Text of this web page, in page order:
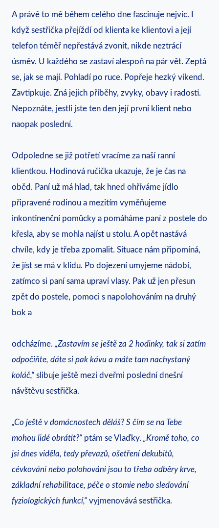
A právě to mě během celého dne fascinuje nejvíc. I
když sestřička přejíždí od klienta ke klientovi a její
telefon téměř nepřestává zvonit, nikde neztrácí
úsměv. U každého se zastaví alespoň na pár vět. Zeptá
se, jak se mají. Pohladí po ruce. Popřeje hezký víkend.
Zavtipkuje. Zná jejich příběhy, zvyky, obavy i radosti.
Nepoznáte, jestli jste ten den její první klient nebo
naopak poslední.
Odpoledne se již potřetí vracíme za naší ranní
klientkou. Hodinová ručička ukazuje, že je čas na
oběd. Paní už má hlad, tak hned ohříváme jídlo
připravené rodinou a mezitím vyměňujeme
inkontinenční pomůcky a pomáháme paní z postele do
křesla, aby se mohla najíst u stolu. A opět nastává
chvíle, kdy je třeba zpomalit. Situace nám připomíná,
že jíst se má v klidu. Po dojezení umyjeme nádobí,
zatímco si paní sama upraví vlasy. Pak už jen přesun
zpět do postele, pomoci s napolohováním na druhý
bok a
odcházíme. „Zastavím se ještě za 2 hodinky, tak si zatím
odpočiňte, dáte si pak kávu a máte tam nachystaný
koláč,“ slibuje ještě mezi dveřmi poslední dnešní
návštěvu sestřička.
„Co ještě v domácnostech děláš? S čím se na Tebe
mohou lidé obrátit?“ ptám se Vlaďky. „Kromě toho, co
jsi dnes viděla, tedy převazů, ošetření dekubitů,
cévkování nebo polohování jsou to třeba odběry krve,
základní rehabilitace, péče o stomie nebo sledování
fyziologických funkcí,“ vyjmenovává sestřička.